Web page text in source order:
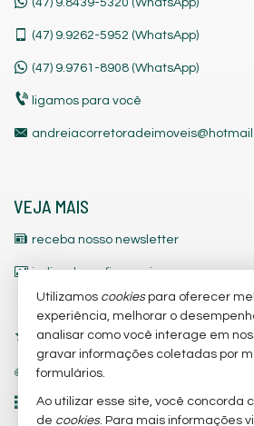
(47) 9.9262-5952 (WhatsApp)
(47) 9.9761-8908 (WhatsApp)
ligamos para você
VEJA MAIS
receba nosso newsletter
indicadores financeiros
cadastre seu imóvel
imóveis favoritos
trabalhe conosco
mapa de imóveis
Utilizamos cookiespara oferecer
experiência, melhorar o
analisar como você interage em
gravar informações coletadas por
formulários.
Ao utilizar esse site, você concorda
de cookies. Para mais informações